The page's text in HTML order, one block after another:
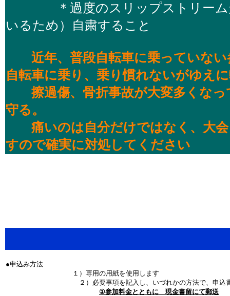
＊過度のスリップストリーム走
いるため）自粛すること
近年、普段自転車に乗っていな
自転車に乗り、乗り慣れないがゆえ
擦過傷、骨折事故が大変多くなっ
守る。
痛いのは自分だけではなく、大
すので確実に対処してください
●申込み方法
１）専用の用紙を使用します
２）必要事項を記入し、いづれかの方法で、申込書と
①参加料金とともに 現金書留にて郵送